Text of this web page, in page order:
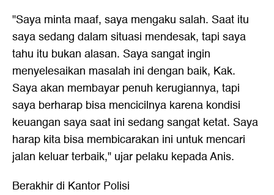
"Saya minta maaf, saya mengaku salah. Saat itu
saya sedang dalam situasi mendesak, tapi saya
tahu itu bukan alasan. Saya sangat ingin
menyelesaikan masalah ini dengan baik, Kak.
Saya akan membayar penuh kerugiannya, tapi
saya berharap bisa mencicilnya karena kondisi
keuangan saya saat ini sedang sangat ketat. Saya
harap kita bisa membicarakan ini untuk mencari
jalan keluar terbaik," ujar pelaku kepada Anis.
Berakhir di Kantor Polisi